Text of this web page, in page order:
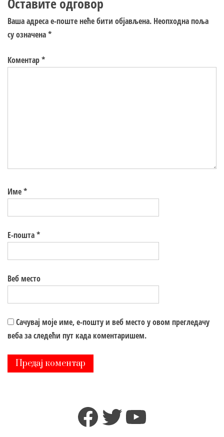
Ваша адреса е-поште неће бити објављена. Неопходна поља
су означена*
Коментар*
Име*
Е-пошта*
Веб место
Сачувај моје име, е-пошту и веб место у овом прегледачу
веба за следећи пут када коментаришем.
Facebook
TwitterYouTube